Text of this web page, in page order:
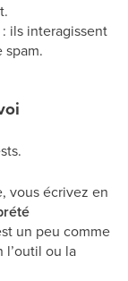
ils interagissent
vous écrivez en
un peu comme
l’outil ou la